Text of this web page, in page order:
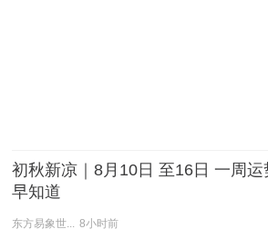
初秋新凉｜8月10日 至16日 一周运
早知道
东方易象世... 8小时前